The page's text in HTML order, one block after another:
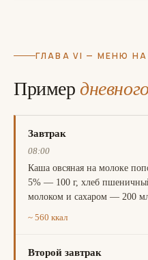
ГЛАВА VI — МЕНЮ
Пример
Завтрак
08:00
Каша овсяная на молоке
5% — 100 г, хлеб
молоком и сахаром — 200
~ 560 ккал
Второй завтрак